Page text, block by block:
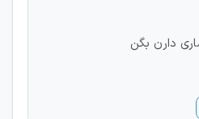
دارن بگن